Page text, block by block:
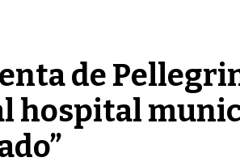
de
hospital